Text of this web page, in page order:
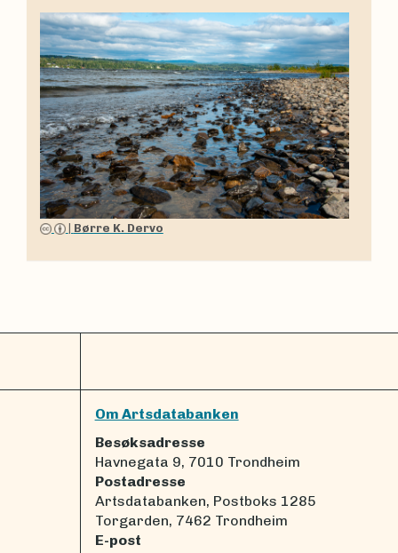
Børre K. Dervo
Om Artsdatabanken
Besøksadresse
Havnegata 9, 7010 Trondheim
Postadresse
Artsdatabanken, Postboks 1285
Torgarden, 7462 Trondheim
E-post